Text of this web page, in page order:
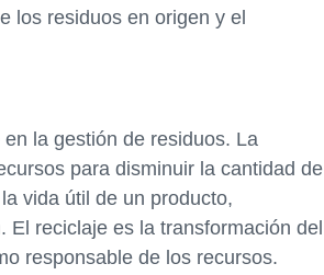
los residuos en origen y el
la gestión de residuos. La
para disminuir la cantidad de
vida útil de un producto,
reciclaje es la transformación del
responsable de los recursos.